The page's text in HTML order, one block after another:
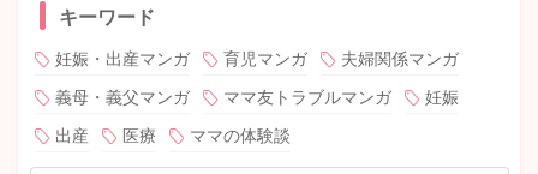
キーワード
妊娠・出産マンガ 育児マンガ
夫婦関係マンガ
義母・義父マンガ
ママ友トラブルマンガ
妊娠
出産
医療 ママの体験談